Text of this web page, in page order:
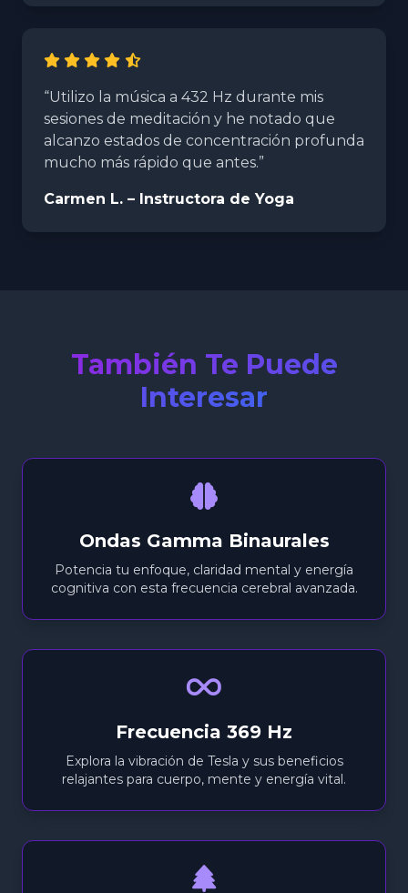
“Utilizo la música a 432 Hz durante mis
sesiones de meditación y he notado que
alcanzo estados de concentración profunda
mucho más rápido que antes.”
Carmen L. – Instructora de Yoga
También Te Puede
Interesar
Ondas Gamma Binaurales
Potencia tu enfoque, claridad mental y energía
cognitiva con esta frecuencia cerebral avanzada.
Frecuencia 369 Hz
Explora la vibración de Tesla y sus beneficios
relajantes para cuerpo, mente y energía vital.